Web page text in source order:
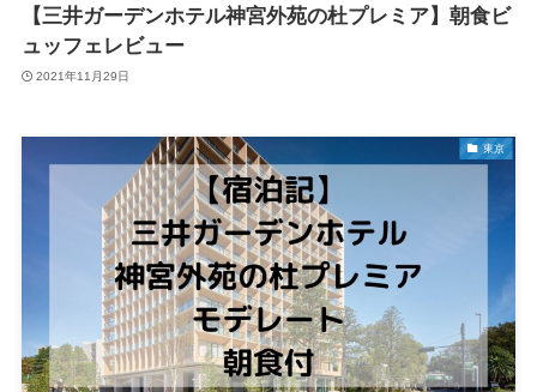
【三井ガーデンホテル神宮外苑の杜プレミア】朝食ビ
ュッフェレビュー
2021年11月29日
東京